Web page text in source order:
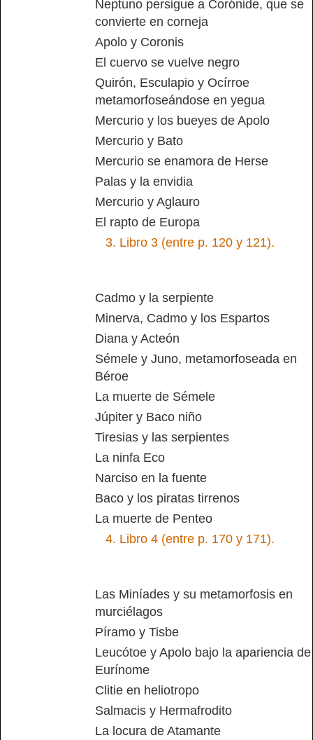
Neptuno persigue a Corónide, que se
convierte en corneja
Apolo y Coronis
El cuervo se vuelve negro
Quirón, Esculapio y Ocírroe
metamorfoseándose en yegua
Mercurio y los bueyes de Apolo
Mercurio y Bato
Mercurio se enamora de Herse
Palas y la envidia
Mercurio y Aglauro
El rapto de Europa
3. Libro 3 (entre p. 120 y 121).
Cadmo y la serpiente
Minerva, Cadmo y los Espartos
Diana y Acteón
Sémele y Juno, metamorfoseada en
Béroe
La muerte de Sémele
Júpiter y Baco niño
Tiresias y las serpientes
La ninfa Eco
Narciso en la fuente
Baco y los piratas tirrenos
La muerte de Penteo
4. Libro 4 (entre p. 170 y 171).
Las Miníades y su metamorfosis en
murciélagos
Píramo y Tisbe
Leucótoe y Apolo bajo la apariencia de
Eurínome
Clitie en heliotropo
Salmacis y Hermafrodito
La locura de Atamante